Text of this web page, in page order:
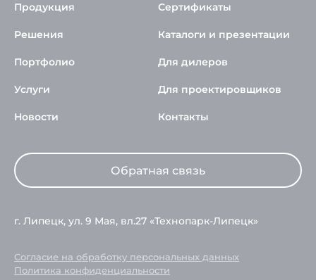
Продукция
Решения
Портфолио
Услуги
Новости
Сертификаты
Каталоги и презентации
Для дилеров
Для проектировщиков
Контакты
Обратная связь
г. Липецк, ул. 9 Мая, вл.27 «Технопарк-Липецк»
Согласие на обработку персональных данных
Политика конфиденциальности